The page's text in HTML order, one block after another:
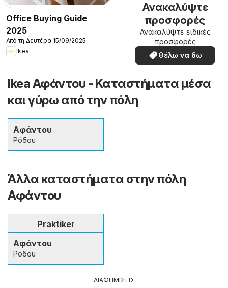
Office Buying Guide
2025
Από τη Δευτέρα 15/09/2025
Ikea
Ανακαλύψτε
προσφορές
Ανακαλύψτε ειδικές
προσφορές
Θέλω να δω
Ikea Αφάντου - Καταστήματα μέσα
και γύρω από την πόλη
Αφάντου
Ρόδου
Άλλα καταστήματα στην πόλη
Αφάντου
Praktiker
Αφάντου
Ρόδου
ΔΙΑΦΗΜΙΣΕΙΣ